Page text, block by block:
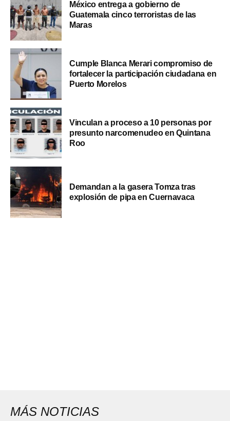
México entrega a gobierno de
Guatemala cinco terroristas de las
Maras
Cumple Blanca Merari compromiso de
fortalecer la participación ciudadana en
Puerto Morelos
Vinculan a proceso a 10 personas por
presunto narcomenudeo en Quintana
Roo
Demandan a la gasera Tomza tras
explosión de pipa en Cuernavaca
MÁS NOTICIAS